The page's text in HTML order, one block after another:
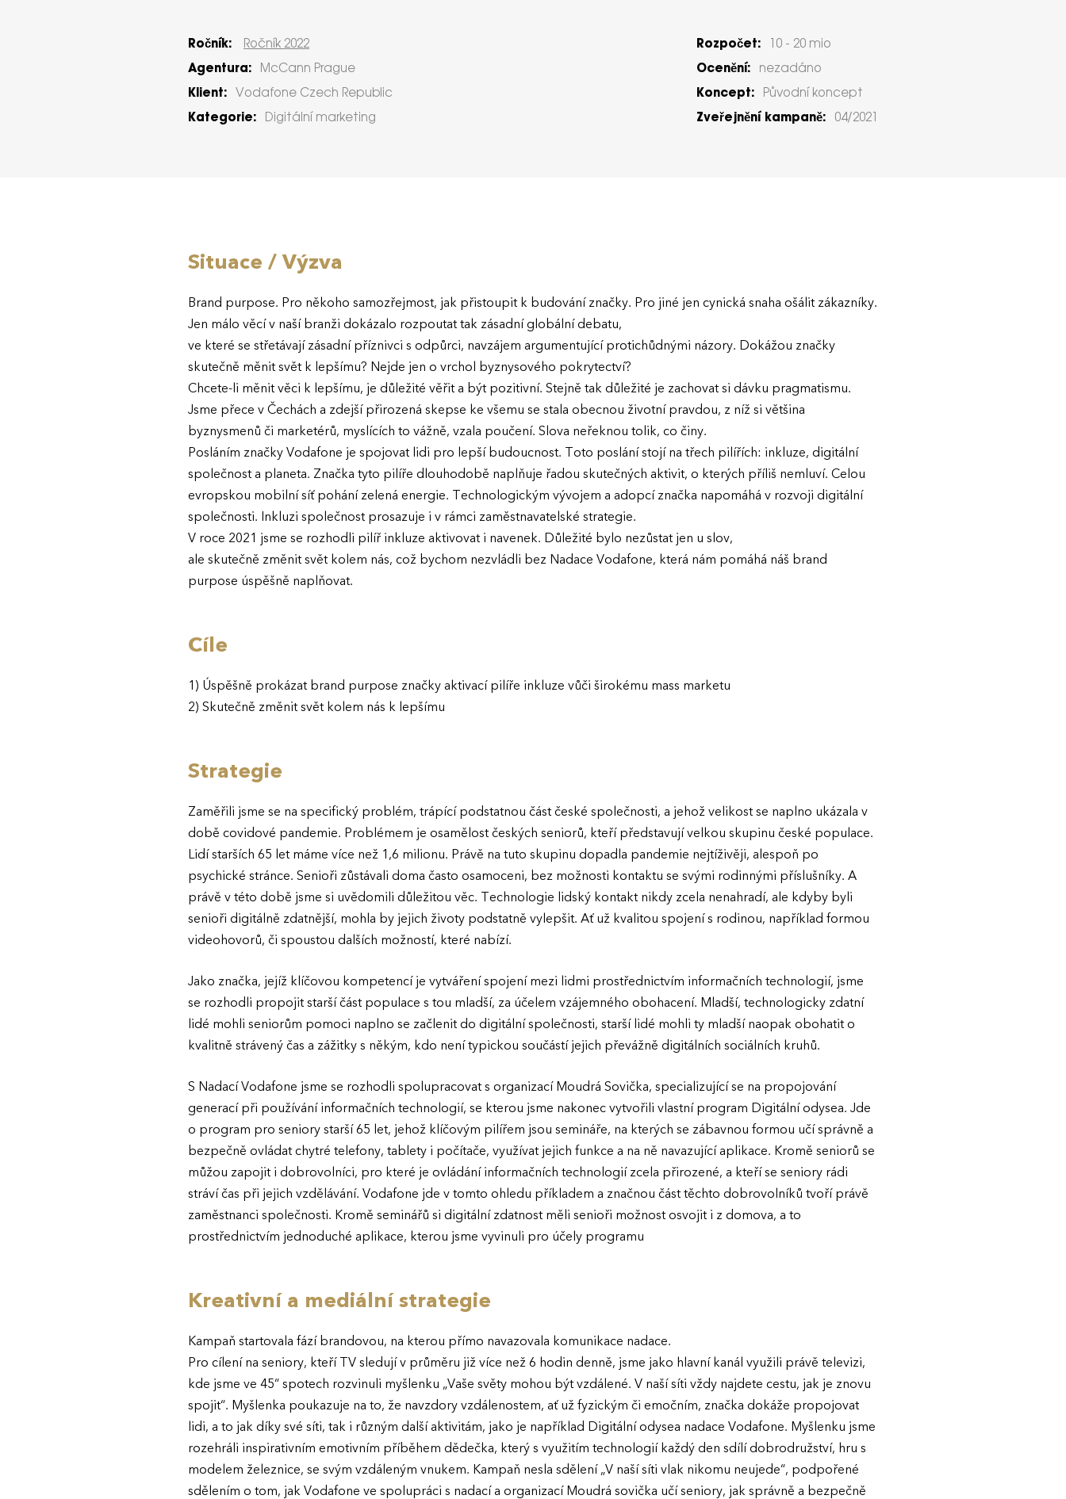
Ročník: Ročník 2022
Agentura: McCann Prague
Klient: Vodafone Czech Republic
Kategorie: Digitální marketing
Rozpočet: 10 - 20 mio
Ocenění: nezadáno
Koncept: Původní koncept
Zveřejnění kampaně: 04/2021
Situace / Výzva
Brand purpose. Pro někoho samozřejmost, jak přistoupit k budování značky. Pro jiné jen cynická snaha ošálit zákazníky.
Jen málo věcí v naší branži dokázalo rozpoutat tak zásadní globální debatu,
ve které se střetávají zásadní příznivci s odpůrci, navzájem argumentující protichůdnými názory. Dokážou značky
skutečně měnit svět k lepšímu? Nejde jen o vrchol byznysového pokrytectví?
Chcete-li měnit věci k lepšímu, je důležité věřit a být pozitivní. Stejně tak důležité je zachovat si dávku pragmatismu.
Jsme přece v Čechách a zdejší přirozená skepse ke všemu se stala obecnou životní pravdou, z níž si většina
byznysmenů či marketérů, myslících to vážně, vzala poučení. Slova neřeknou tolik, co činy.
Posláním značky Vodafone je spojovat lidi pro lepší budoucnost. Toto poslání stojí na třech pilířích: inkluze, digitální
společnost a planeta. Značka tyto pilíře dlouhodobě naplňuje řadou skutečných aktivit, o kterých příliš nemluví. Celou
evropskou mobilní síť pohání zelená energie. Technologickým vývojem a adopcí značka napomáhá v rozvoji digitální
společnosti. Inkluzi společnost prosazuje i v rámci zaměstnavatelské strategie.
V roce 2021 jsme se rozhodli pilíř inkluze aktivovat i navenek. Důležité bylo nezůstat jen u slov,
ale skutečně změnit svět kolem nás, což bychom nezvládli bez Nadace Vodafone, která nám pomáhá náš brand
purpose úspěšně naplňovat.
Cíle
1) Úspěšně prokázat brand purpose značky aktivací pilíře inkluze vůči širokému mass marketu
2) Skutečně změnit svět kolem nás k lepšímu
Strategie
Zaměřili jsme se na specifický problém, trápící podstatnou část české společnosti, a jehož velikost se naplno ukázala v
době covidové pandemie. Problémem je osamělost českých seniorů, kteří představují velkou skupinu české populace.
Lidí starších 65 let máme více než 1,6 milionu. Právě na tuto skupinu dopadla pandemie nejtíživěji, alespoň po
psychické stránce. Senioři zůstávali doma často osamoceni, bez možnosti kontaktu se svými rodinnými příslušníky. A
právě v této době jsme si uvědomili důležitou věc. Technologie lidský kontakt nikdy zcela nenahradí, ale kdyby byli
senioři digitálně zdatnější, mohla by jejich životy podstatně vylepšit. Ať už kvalitou spojení s rodinou, například formou
videohovorů, či spoustou dalších možností, které nabízí.
Jako značka, jejíž klíčovou kompetencí je vytváření spojení mezi lidmi prostřednictvím informačních technologií, jsme
se rozhodli propojit starší část populace s tou mladší, za účelem vzájemného obohacení. Mladší, technologicky zdatní
lidé mohli seniorům pomoci naplno se začlenit do digitální společnosti, starší lidé mohli ty mladší naopak obohatit o
kvalitně strávený čas a zážitky s někým, kdo není typickou součástí jejich převážně digitálních sociálních kruhů.
S Nadací Vodafone jsme se rozhodli spolupracovat s organizací Moudrá Sovička, specializující se na propojování
generací při používání informačních technologií, se kterou jsme nakonec vytvořili vlastní program Digitální odysea. Jde
o program pro seniory starší 65 let, jehož klíčovým pilířem jsou semináře, na kterých se zábavnou formou učí správně a
bezpečně ovládat chytré telefony, tablety i počítače, využívat jejich funkce a na ně navazující aplikace. Kromě seniorů se
můžou zapojit i dobrovolníci, pro které je ovládání informačních technologií zcela přirozené, a kteří se seniory rádi
stráví čas při jejich vzdělávání. Vodafone jde v tomto ohledu příkladem a značnou část těchto dobrovolníků tvoří právě
zaměstnanci společnosti. Kromě seminářů si digitální zdatnost měli senioři možnost osvojit i z domova, a to
prostřednictvím jednoduché aplikace, kterou jsme vyvinuli pro účely programu
Kreativní a mediální strategie
Kampaň startovala fází brandovou, na kterou přímo navazovala komunikace nadace.
Pro cílení na seniory, kteří TV sledují v průměru již více než 6 hodin denně, jsme jako hlavní kanál využili právě televizi,
kde jsme ve 45“ spotech rozvinuli myšlenku „Vaše světy mohou být vzdálené. V naší síti vždy najdete cestu, jak je znovu
spojit“. Myšlenka poukazuje na to, že navzdory vzdálenostem, ať už fyzickým či emočním, značka dokáže propojovat
lidi, a to jak díky své síti, tak i různým další aktivitám, jako je například Digitální odysea nadace Vodafone. Myšlenku jsme
rozehráli inspirativním emotivním příběhem dědečka, který s využitím technologií každý den sdílí dobrodružství, hru s
modelem železnice, se svým vzdáleným vnukem. Kampaň nesla sdělení „V naší síti vlak nikomu neujede“, podpořené
sdělením o tom, jak Vodafone ve spolupráci s nadací a organizací Moudrá sovička učí seniory, jak správně a bezpečně